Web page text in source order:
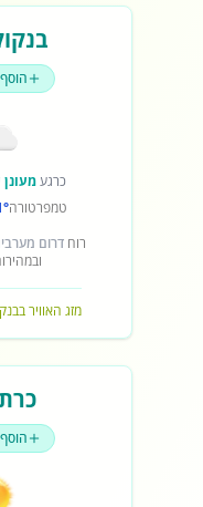
כרגע
טמפרטורה
רוחדרום
מזג האוויר